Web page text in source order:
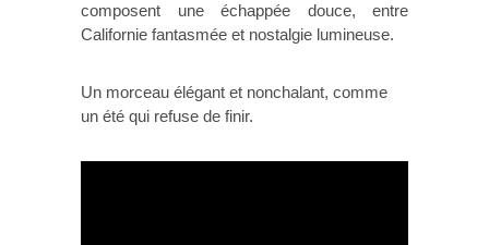
composent une échappée douce, entre
Californie fantasmée et nostalgie lumineuse.
Un morceau élégant et nonchalant, comme
un été qui refuse de finir.